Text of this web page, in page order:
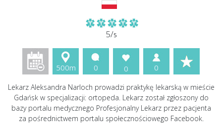
5/5
500m 0 0 0
Lekarz Aleksandra Narloch prowadzi praktykę lekarską w mieście
Gdańsk w specjalizacji: ortopeda. Lekarz został zgłoszony do
bazy portalu medycznego Profesjonalny Lekarz przez pacjenta
za pośrednictwem portalu społecznościowego Facebook.